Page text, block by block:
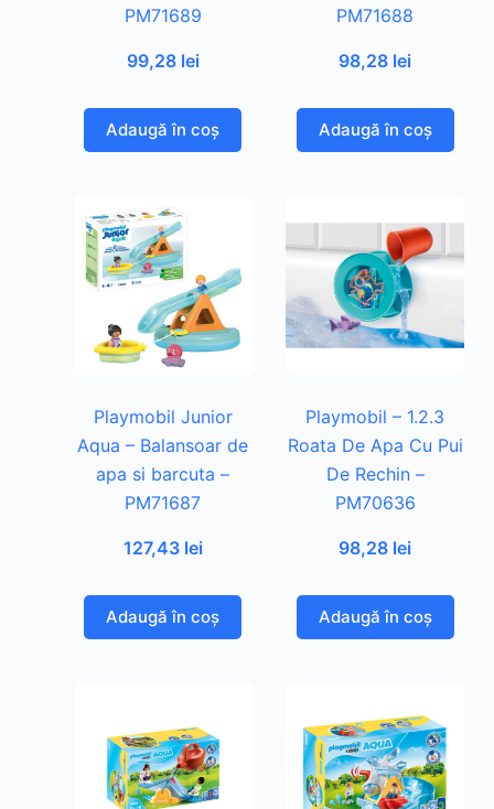
PM71689
99,28 lei
Adaugă în coș
PM71688
98,28 lei
Adaugă în coș
Playmobil Junior
Aqua – Balansoar de
apa si barcuta –
PM71687
127,43 lei
Adaugă în coș
Playmobil – 1.2.3
Roata De Apa Cu Pui
De Rechin –
PM70636
98,28 lei
Adaugă în coș